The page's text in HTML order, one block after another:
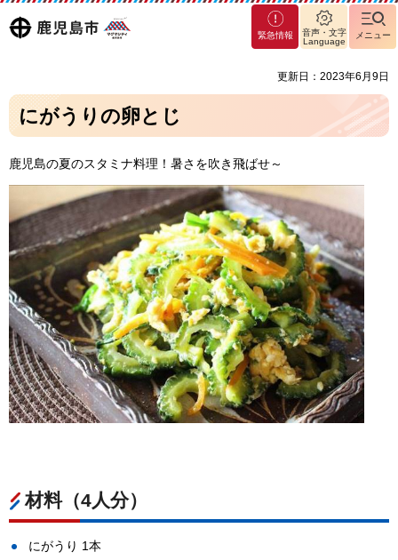
鹿児島
マグ
マシ
緊急情報
音声・文字
Language
メニュー
更新日：2023年6月9日
にがうりの卵とじ
鹿児島の夏のスタミナ料理！暑さを吹き飛ばせ～
材料（4人分）
にがうり 1本